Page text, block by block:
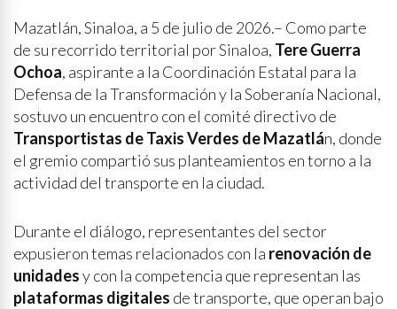
Mazatlán, Sinaloa, a 5 de julio de 2026.– Como parte
de su recorrido territorial por Sinaloa, Tere Guerra
Ochoa, aspirante a la Coordinación Estatal para la
Defensa de la Transformación y la Soberanía Nacional,
sostuvo un encuentro con el comité directivo de
Transportistas de Taxis Verdes de Mazatlán, donde
el gremio compartió sus planteamientos en torno a la
actividad del transporte en la ciudad.
Durante el diálogo, representantes del sector
expusieron temas relacionados con la renovación de
unidadesy con la competencia que representan las
plataformas digitales de transporte, que operan bajo